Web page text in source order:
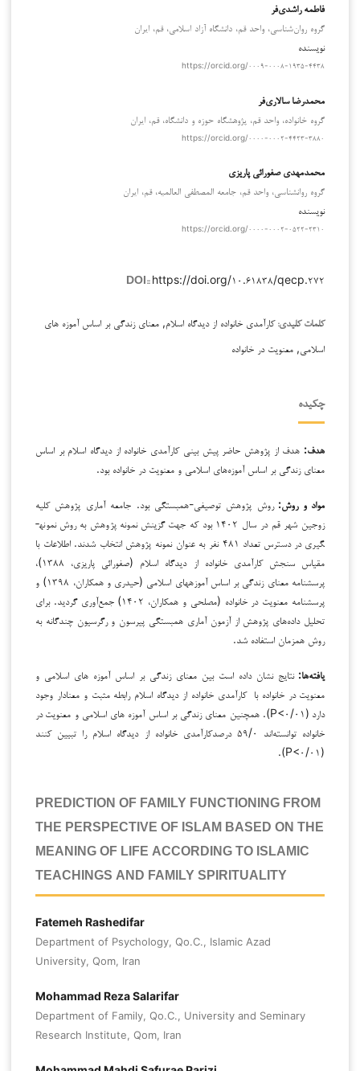
فاطمه راشدی‌فر
گروه روان‌شناسی، واحد قم، دانشگاه آزاد اسلامی، قم، ایران
نویسنده
https://orcid.org/۰۰۰۹-۰۰۰۸-۱۹۳۵-۴۴۳۸
محمدرضا سالاری‌فر
گروه خانواده، واحد قم، پژوهشگاه حوزه و دانشگاه، قم، ایران
https://orcid.org/۰۰۰۰-۰۰۰۲-۴۴۲۳-۳۸۸۰
محمدمهدی صفورائی پاریزی
گروه روانشناسی، واحد قم، جامعه المصطفی العالمیه، قم، ایران
نویسنده
https://orcid.org/۰۰۰۰-۰۰۰۲-۰۵۲۲-۲۳۱۰
DOI:: https://doi.org/۱۰.۶۱۸۳۸/qecp.۲۷۲
کلمات کلیدی:کارآمدی خانواده از دیدگاه اسلام, معنای زندگی بر اساس آموزه های
اسلامی, معنویت در خانواده
چکیده
هدف: هدف از پژوهش حاضر پیش بینی کارآمدی خانواده از دیدگاه اسلام بر اساس
معنای زندگی بر اساس آموزه‌های اسلامی و معنویت در خانواده بود.
مواد و روش:روش پژوهش توصیفی-همبستگی بود. جامعه آماری پژوهش کلیه
زوجین شهر قم در سال ۱۴۰۲ بود که جهت گزینش نمونه پژوهش به روش نمونه­
گیری در دسترس تعداد ۴۸۱ نفر به عنوان نمونه پژوهش انتخاب شدند. اطلاعات با
مقیاس سنجش کارآمدی خانواده از دیدگاه اسلام (صفورائی پاریزی، ۱۳۸۸)،
پرسشنامه­ معنای زندگی بر اساس آموزه­های اسلامی (حیدری و همکاران، ۱۳۹۸) و
پرسشنامه معنویت در خانواده (مصلحی و همکاران، ۱۴۰۲) جمع‌آوری گردید. برای
تحلیل داده‌های پژوهش از آزمون آماری همبستگی پیرسون و رگرسیون چندگانه به
روش همزمان استفاده شد.
یافته‌ها: نتایج نشان داده است بین معنای زندگی بر اساس آموزه های اسلامی و
معنویت در خانواده با کارآمدی خانواده از دیدگاه اسلام رابطه مثبت و معنادار وجود
دارد (P<۰/۰۱). همچنین معنای زندگی بر اساس آموزه های اسلامی و معنویت
در
خانواده توانسته‌اند ۵۹/۰ درصدکارآمدی خانواده از دیدگاه اسلام را تبیین کنند
(P<۰/۰۱).
PREDICTION OF FAMILY FUNCTIONING FROM
THE PERSPECTIVE OF ISLAM BASED ON THE
MEANING OF LIFE ACCORDING TO ISLAMIC
TEACHINGS AND FAMILY SPIRITUALITY
Fatemeh Rashedifar
Department of Psychology, Qo.C., Islamic Azad
University, Qom, Iran
Mohammad Reza Salarifar
Department of Family, Qo.C., University and Seminary
Research Institute, Qom, Iran